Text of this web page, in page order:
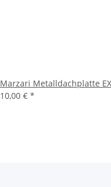
Marzari Metalldachplatte EX
10,00 € *